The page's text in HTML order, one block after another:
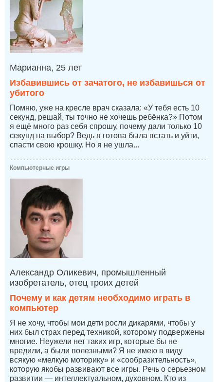
Марианна, 25 лет
Избавившись от зачатого, не избавишься от
убитого
Помню, уже на кресле врач сказала: «У тебя есть 10
секунд, решай, ты точно не хочешь ребёнка?» Потом
я ещё много раз себя спрошу, почему дали только 10
секунд на выбор? Ведь я готова была встать и уйти,
спасти свою крошку. Но я не ушла...
Компьютерные игры
Александр Оликевич, промышленный
изобретатель, отец троих детей
Почему и как детям необходимо играть в
компьютер
Я не хочу, чтобы мои дети росли дикарями, чтобы у
них был страх перед техникой, которому подвержены
многие. Неужели нет таких игр, которые бы не
вредили, а были полезными? Я не имею в виду
всякую «мелкую моторику» и «сообразительность»,
которую якобы развивают все игры. Речь о серьезном
развитии — интеллектуальном, духовном. Кто из